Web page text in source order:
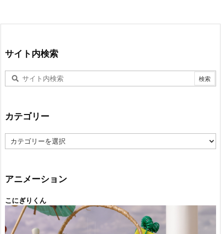
サイト内検索
カテゴリー
テ
ー
アニメーション
こにぎりくん